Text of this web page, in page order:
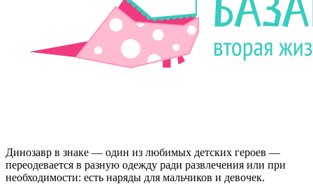
Динозавр в знаке — один из любимых детских героев —
переодевается в разную одежду ради развлечения или при
необходимости: есть наряды для мальчиков и девочек.